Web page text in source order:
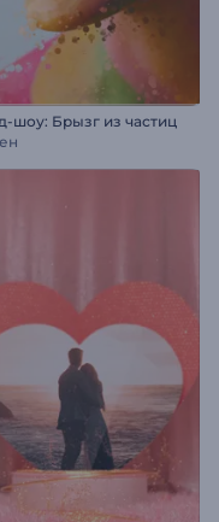
шоу: Брызг из частиц